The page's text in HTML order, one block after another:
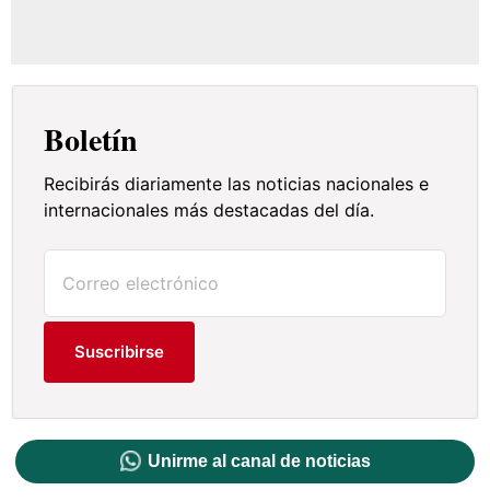
Boletín
Recibirás diariamente las noticias nacionales e
internacionales más destacadas del día.
Suscribirse
Unirme al canal de noticias